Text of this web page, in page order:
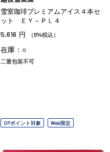
雪室珈琲プレミアムアイス４本セ
ット ＥＹ－ＰＬ４
5,616 円 （8%税込）
在庫：○
二重包装不可
OPポイント対象 Web限定